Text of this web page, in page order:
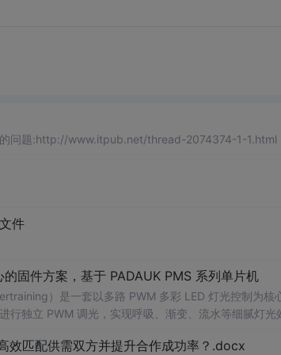
件
固件方案，基于 PADAUK PMS 系列单片机
行独立 PWM 调光，实现呼吸、渐变、流水等细腻灯光
效匹配供需双方并提升合作成功率？.docx